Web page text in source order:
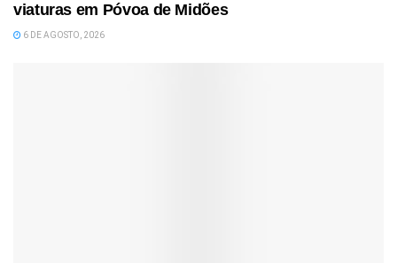
viaturas em Póvoa de Midões
6 DE AGOSTO, 2026